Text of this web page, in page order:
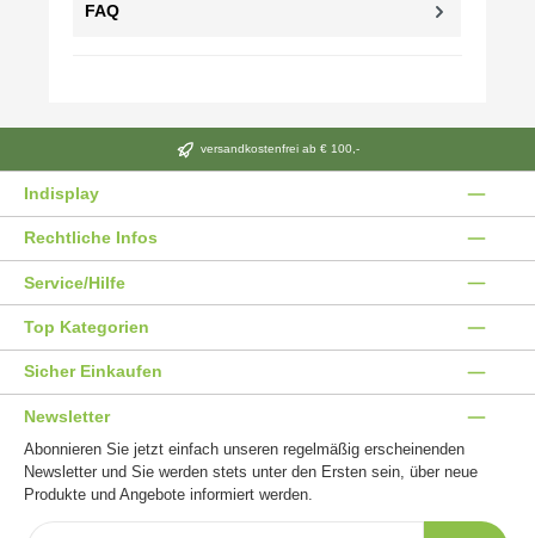
FAQ
versandkostenfrei ab € 100,-
Indisplay
Rechtliche Infos
Service/Hilfe
Top Kategorien
Sicher Einkaufen
Newsletter
Abonnieren Sie jetzt einfach unseren regelmäßig erscheinenden
Newsletter und Sie werden stets unter den Ersten sein, über neue
Produkte und Angebote informiert werden.